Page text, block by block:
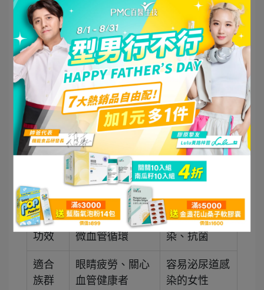
*山桑子的花青素含量比藍莓更高，因此對眼睛保
護和微血管健康的作用更強。
山桑子蔓越莓分別
比較
項目
山桑子
（Bilberry）
蔓越莓
（Cranberry
）
量
高 適中
主要
功效
保護眼睛、改善
微血管循環
預防泌尿道感
染、抗菌
適合
族群
眼睛疲勞、關心
血管健康者
容易泌尿道感
染的女性